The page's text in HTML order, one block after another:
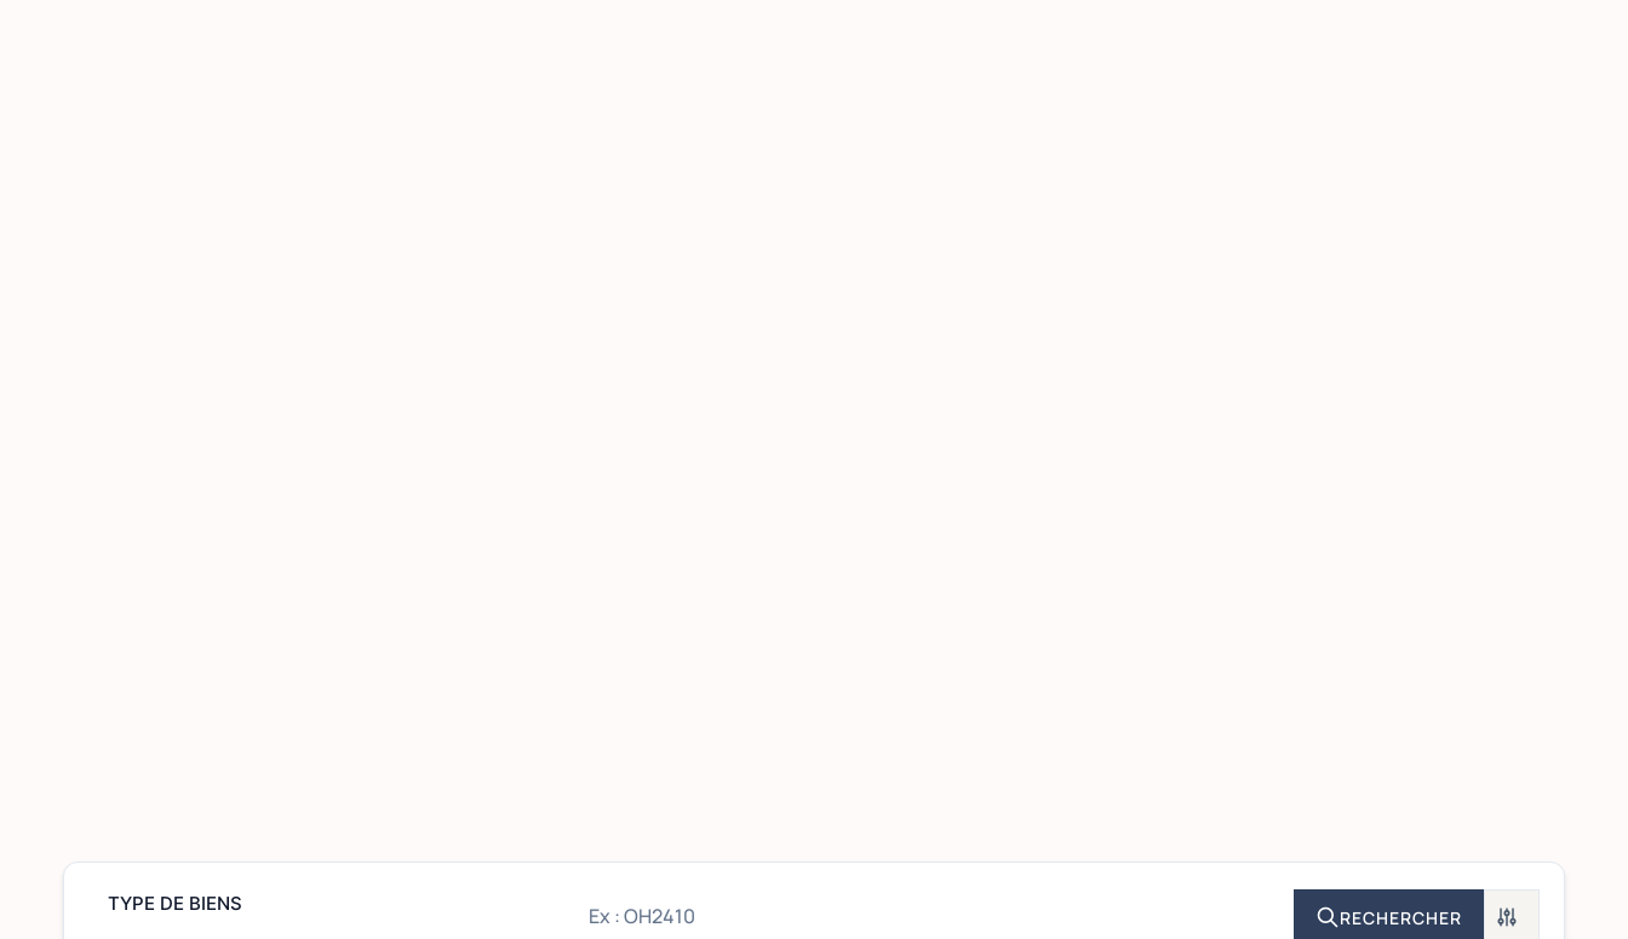
TYPE DE BIENS
RECHERCHER